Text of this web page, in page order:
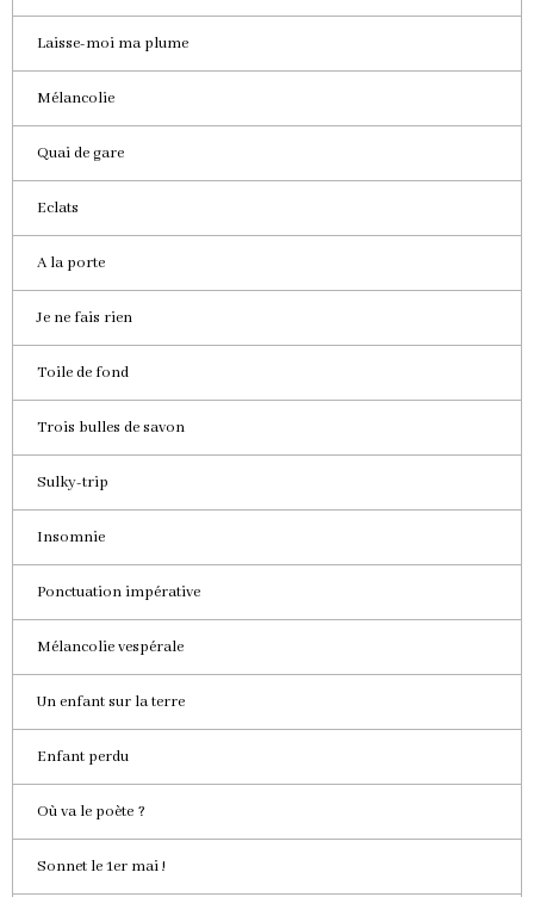
Laisse-moi ma plume
Mélancolie
Quai de gare
Eclats
A la porte
Je ne fais rien
Toile de fond
Trois bulles de savon
Sulky-trip
Insomnie
Ponctuation impérative
Mélancolie vespérale
Un enfant sur la terre
Enfant perdu
Où va le poète ?
Sonnet le 1er mai !